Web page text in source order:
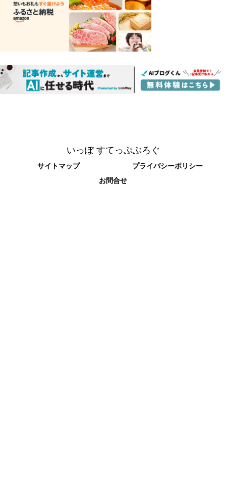
いっぽ すてっぷぶろぐ
サイトマップ
プライバシーポリシー
お問合せ